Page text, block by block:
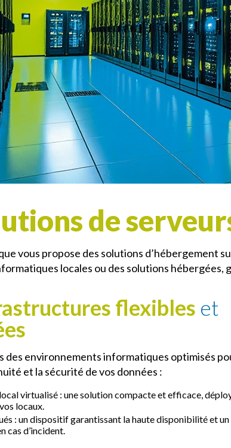
de
vous propose des solutions d’hébergement
locales ou des solutions
flexibles et
des environnements informatiques optimisés
et la sécurité de vos données :
virtualisé : une solution compacte et efficace,
locaux.
: un dispositif garantissant la haute disponibilité et un
cas d’incident.